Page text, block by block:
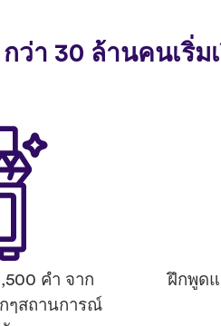
กว่า 30 ล้านคนเริ่ม
คำ จาก
ๆสถานการณ์
ฝึกพูดแ